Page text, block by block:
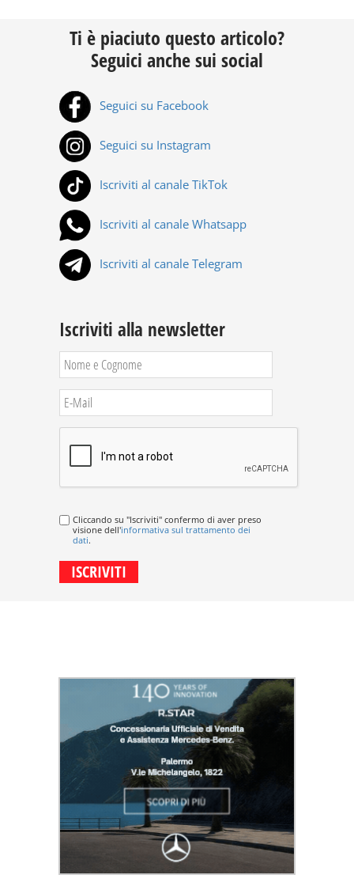
Ti è piaciuto questo articolo?
Seguici anche sui social
Seguici su Facebook
Seguici su Instagram
Iscriviti al canale TikTok
Iscriviti al canale Whatsapp
Iscriviti al canale Telegram
Iscriviti alla newsletter
Cliccando su "Iscriviti" confermo di aver preso
visione dell'informativa sul trattamento dei
dati.